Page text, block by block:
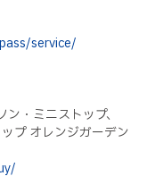
service/
・ミニストップ、
プ オレンジガーデン